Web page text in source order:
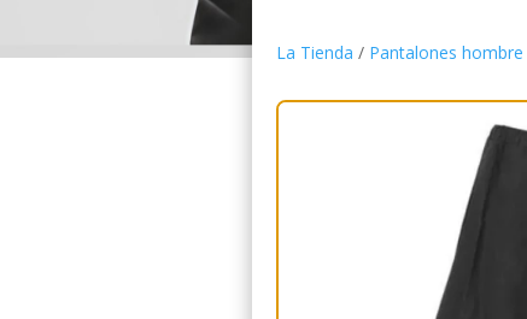
La Tienda / Pantalones hombre